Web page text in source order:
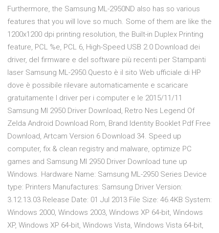
Furthermore, the Samsung ML-2950ND also has so various
features that you will love so much. Some of them are like the
1200x1200 dpi printing resolution, the Built-in Duplex Printing
feature, PCL %e, PCL 6, High-Speed USB 2.0 Download dei
driver, del firmware e del software più recenti per Stampanti
laser Samsung ML-2950.Questo è il sito Web ufficiale di HP
dove è possibile rilevare automaticamente e scaricare
gratuitamente I driver per i computer e le 2015/11/11
Samsung Ml 2950 Driver Download, Retro Nes Legend Of
Zelda Android Download Rom, Brand Identity Booklet Pdf Free
Download, Artcam Version 6 Download 34. Speed up
computer, fix & clean registry and malware, optimize PC
games and Samsung Ml 2950 Driver Download tune up
Windows. Hardware Name: Samsung ML-2950 Series Device
type: Printers Manufactures: Samsung Driver Version:
3.12.13.03 Release Date: 01 Jul 2013 File Size: 46.4KB System:
Windows 2000, Windows 2003, Windows XP 64-bit, Windows
XP, Windows XP 64-bit, Windows Vista, Windows Vista 64-bit,